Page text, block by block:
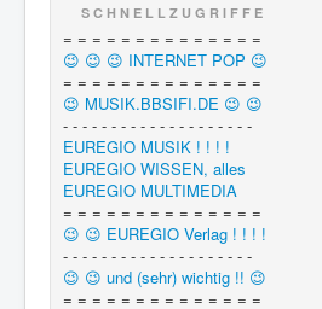
S C H N E L L Z U G R I F F E
= = = = = = = = = = = = = =
😉 😉 😉 INTERNET POP 😉
= = = = = = = = = = = = = =
😉 MUSIK.BBSIFI.DE 😉 😉
- - - - - - - - - - - - - - - - - - - -
EUREGIO MUSIK ! ! ! !
EUREGIO WISSEN, alles
EUREGIO MULTIMEDIA
= = = = = = = = = = = = = =
😉 😉 EUREGIO Verlag ! ! ! !
- - - - - - - - - - - - - - - - - - - -
😉 😉 und (sehr) wichtig !! 😉
= = = = = = = = = = = = = =